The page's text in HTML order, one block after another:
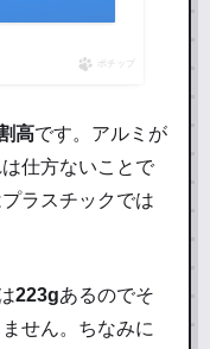
ポチップ
高です。アルミが
仕方ないことで
ラスチックでは
223gあるのでそ
せん。ちなみに